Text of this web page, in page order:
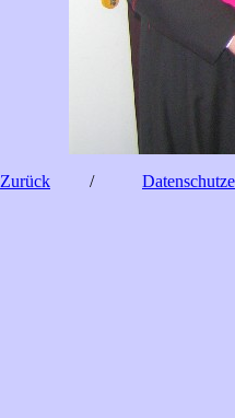
Zurück /